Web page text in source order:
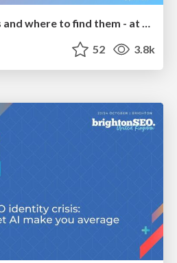
Fantastic passwords and where to find them - at NoRuKo
52 3.8k